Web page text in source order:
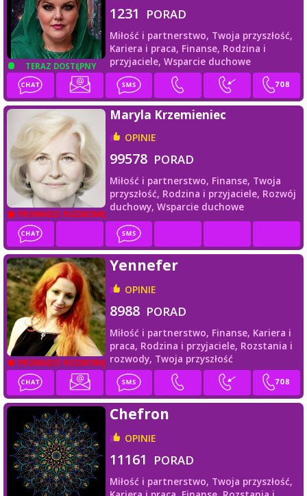
TERAZ DOSTĘPNY
1231 PORAD
Miłość i partnerstwo, Twoja przyszłość,
Kariera i praca, Finanse, Rodzina i
przyjaciele, Wsparcie duchowe
PROWADZI ROZMOWĘ
Maryla Krzemieniec
OPINIE
99578 PORAD
Miłość i partnerstwo, Finanse, Twoja
przyszłość, Rodzina i przyjaciele, Rozwój
duchowy, Wsparcie duchowe
PROWADZI ROZMOWĘ
Yennefer
OPINIE
8988 PORAD
Miłość i partnerstwo, Finanse, Kariera i
praca, Rodzina i przyjaciele, Rozstania i
rozwody, Twoja przyszłość
Chefron
OPINIE
11161 PORAD
Miłość i partnerstwo, Twoja przyszłość,